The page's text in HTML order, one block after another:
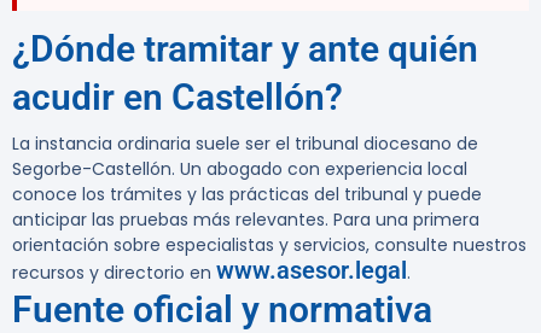
¿Dónde tramitar y ante quién
acudir en Castellón?
La instancia ordinaria suele ser el tribunal diocesano de
Segorbe-Castellón. Un abogado con experiencia local
conoce los trámites y las prácticas del tribunal y puede
anticipar las pruebas más relevantes. Para una primera
orientación sobre especialistas y servicios, consulte nuestros
recursos y directorio en www.asesor.legal.
Fuente oficial y normativa